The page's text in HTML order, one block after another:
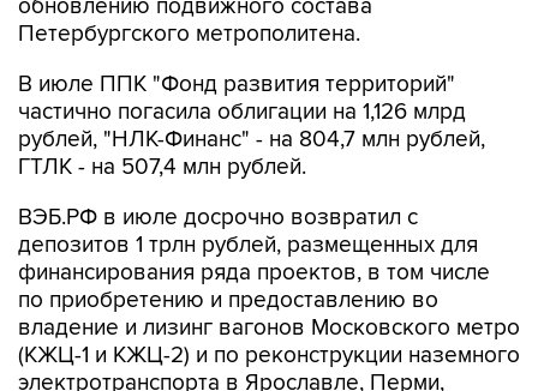
В июле ППК "Фонд развития территорий"
рублей, "НЛК-Финанс" - на 804,7 млн рублей,
ГТЛК - на 507,4 млн рублей.
ВЭБ.РФ в июле досрочно возвратил с
финансирования ряда проектов, в том числе
по приобретению и предоставлению во
владение и лизинг вагонов Московского метро
(КЖЦ-1 и КЖЦ-2) и по реконструкции наземного
электротранспорта в Ярославле, Перми,
Липецке, Курске и Краснодаре.